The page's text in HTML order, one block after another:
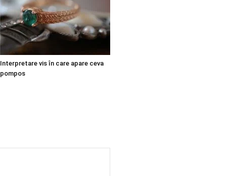
Interpretare vis în care apare ceva
pompos